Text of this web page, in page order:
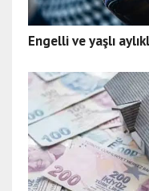
Engelli ve yaşlı